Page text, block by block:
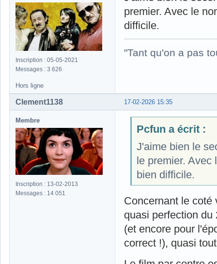
Inscription : 05-05-2021
Messages : 3 626
premier. Avec le
difficile.
"Tant qu'on a pas
Hors ligne
17-02-2026 15:35
Clement1138
Membre
Inscription : 13-02-2013
Messages : 14 051
Pcfun a écrit :
J'aime bien le
le premier. Avec
bien difficile.
Concernant le coté
quasi perfection du
(et encore pour
correct !), quasi